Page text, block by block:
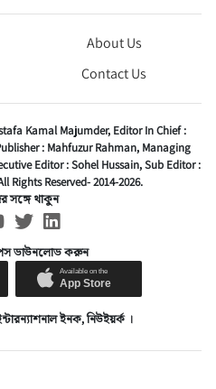
About Us
Contact Us
Kamal Majumder, Editor In Chief :
: Mahfuzur Rahman, Managing
Editor :Sohel Hussain,Sub Editor :
Rights Reserved- 2014-2026.
সঙ্গে থাকুন
ডাউনলোড করুন
ইনক, নিউইয়র্ক ।